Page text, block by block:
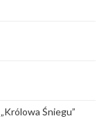
Śniegu”